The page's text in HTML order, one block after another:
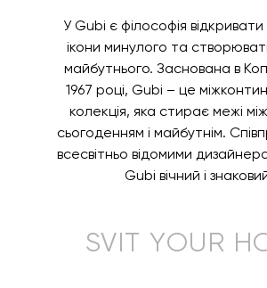
У Gubi є філософія відкривати
ікони минулого та
майбутнього. Заснована в
1967 році, Gubi – це
колекція, яка стирає межі
сьогоденням і майбутнім.
всесвітньо відомими
Gubi вічний і
SVIT YOUR